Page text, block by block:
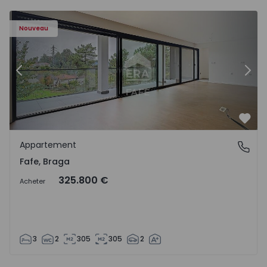
Nouveau
Précédent
Fafe, Braga
Appartement
Fafe, Braga
Acheter 325.800 €
3 2 305 305 2